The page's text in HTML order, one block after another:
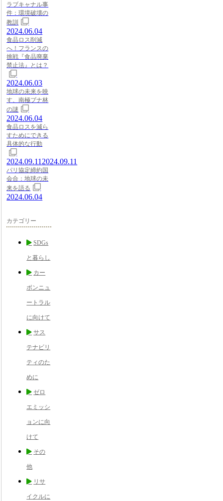
ラブキャナル事
件：環境破壊の
教訓
2024.06.04
食品ロス削減
へ！フランスの
挑戦『食品廃棄
禁止法』とは？
2024.06.03
地球の未来を映
す、南極ブナ林
の謎
2024.06.04
食品ロスを減ら
すためにできる
具体的な行動
2024.09.11 2024.09.11
パリ協定締約国
会合：地球の未
来を語る
2024.06.04
カテゴリー
SDGs
と暮らし
カー
ボンニュ
ートラル
に向けて
サス
テナビリ
ティのた
めに
ゼロ
エミッシ
ョンに向
けて
その
他
リサ
イクルに